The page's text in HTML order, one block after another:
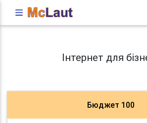
Інтернет для
Бюджет 100